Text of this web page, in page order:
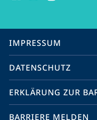
Service-
Navigation
IMPRESSUM
DATENSCHUTZ
ERKLÄRUNG ZUR
BARRIERE MELDEN